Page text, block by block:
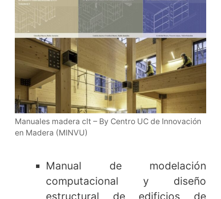
Manuales madera clt – By Centro UC de Innovación
en Madera (MINVU)
Manual de modelación
computacional y diseño
estructural de edificios de